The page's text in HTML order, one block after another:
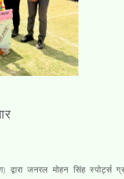
द्वारा जनरल मोहन सिंह स्पोर्ट्स